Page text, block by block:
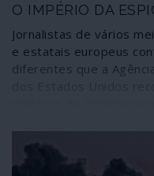
O IMPÉRIO DA
Jornalistas de vários
e estatais europeus
diferentes que a
Holanda e do próprio
não é novo,